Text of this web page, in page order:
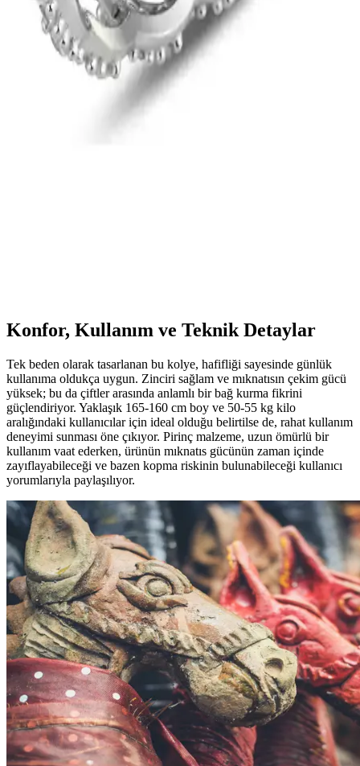
Estetik ve dayanıklı malzemelerden üretilen halhal modelleri, şıklık
ve koruma sunar. Zarif tasarımlar ve uzun ömürlü yapısıyla kişisel
tarzınıza değer katar.
Bers Aksesuar Kadın Altın Kaplama Kararmaz
Bileklik İncelemesi ve Kullanıcı Yorumları
Konfor, Kullanım ve Teknik Detaylar
Tek beden olarak tasarlanan bu kolye, hafifliği sayesinde günlük
kullanıma oldukça uygun. Zinciri sağlam ve mıknatısın çekim gücü
yüksek; bu da çiftler arasında anlamlı bir bağ kurma fikrini
güçlendiriyor. Yaklaşık 165-160 cm boy ve 50-55 kg kilo
aralığındaki kullanıcılar için ideal olduğu belirtilse de, rahat kullanım
deneyimi sunması öne çıkıyor. Pirinç malzeme, uzun ömürlü bir
kullanım vaat ederken, ürünün mıknatıs gücünün zaman içinde
zayıflayabileceği ve bazen kopma riskinin bulunabileceği kullanıcı
yorumlarıyla paylaşılıyor.